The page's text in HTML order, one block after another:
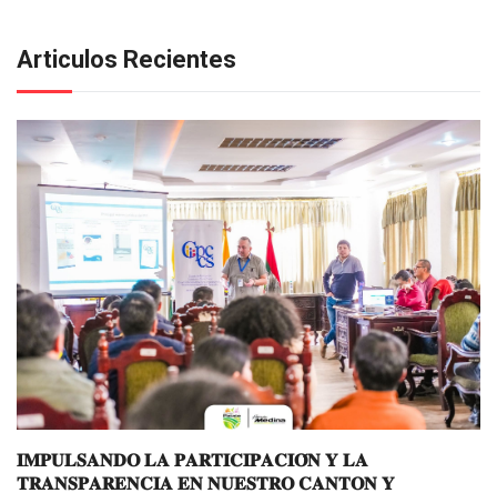
Articulos Recientes
𝐈𝐌𝐏𝐔𝐋𝐒𝐀𝐍𝐃𝐎 𝐋𝐀 𝐏𝐀𝐑𝐓𝐈𝐂𝐈𝐏𝐀𝐂𝐈𝐎́𝐍 𝐘 𝐋𝐀
𝐓𝐑𝐀𝐍𝐒𝐏𝐀𝐑𝐄𝐍𝐂𝐈𝐀 𝐄𝐍 𝐍𝐔𝐄𝐒𝐓𝐑𝐎 𝐂𝐀𝐍𝐓𝐎𝐍 𝐘